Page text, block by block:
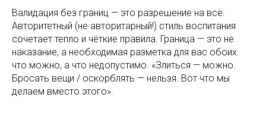
Валидация без границ — это разрешение на всё.
Авторитетный (не авторитарный!) стиль воспитания
сочетает тепло и чёткие правила. Граница — это не
наказание, а необходимая разметка для вас обоих:
что можно, а что недопустимо. «Злиться — можно.
Бросать вещи / оскорблять — нельзя. Вот что мы
делаем вместо этого».